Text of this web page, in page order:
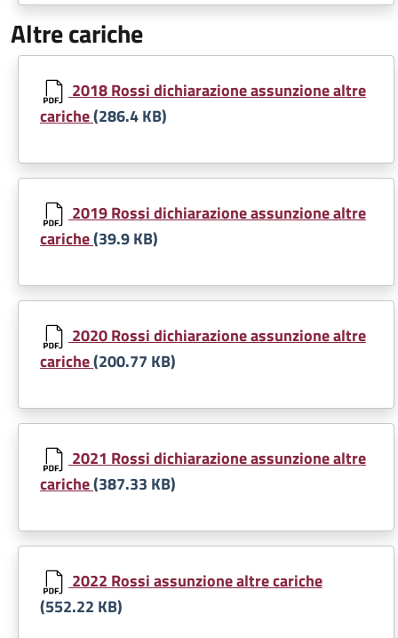
Altre cariche
Document
2018 Rossi dichiarazione assunzione altre
cariche(286.4 KB)
Document
2019 Rossi dichiarazione assunzione altre
cariche(39.9 KB)
Document
2020 Rossi dichiarazione assunzione altre
cariche(200.77 KB)
Document
2021 Rossi dichiarazione assunzione altre
cariche(387.33 KB)
Document
2022 Rossi assunzione altre cariche
(552.22 KB)